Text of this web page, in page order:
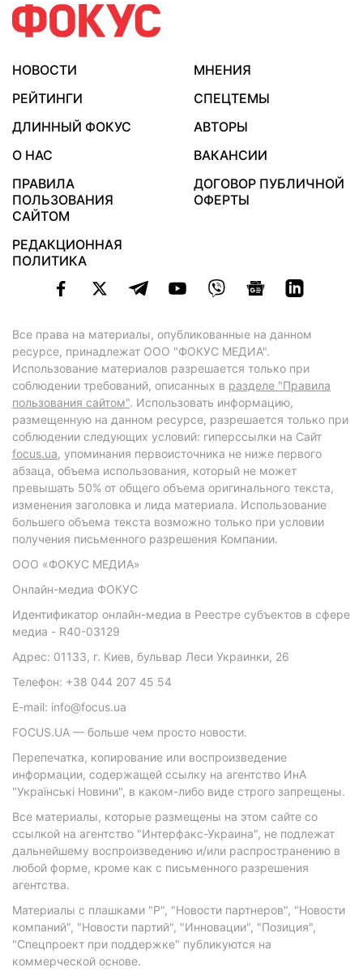
НОВОСТИ
МНЕНИЯ
РЕЙТИНГИ
СПЕЦТЕМЫ
ДЛИННЫЙ ФОКУС
АВТОРЫ
О НАС
ВАКАНСИИ
ПРАВИЛА
ПОЛЬЗОВАНИЯ
САЙТОМ
ДОГОВОР ПУБЛИЧНОЙ
ОФЕРТЫ
РЕДАКЦИОННАЯ
ПОЛИТИКА
Все права на материалы, опубликованные на данном
ресурсе, принадлежат ООО "ФОКУС МЕДИА".
Использование материалов разрешается только при
соблюдении требований, описанных в разделе "Правила
пользования сайтом". Использовать информацию,
размещенную на данном ресурсе, разрешается только при
соблюдении следующих условий: гиперссылки на Сайт
focus.ua, упоминания первоисточника не ниже первого
абзаца, объема использования, который не может
превышать 50% от общего объема оригинального текста,
изменения заголовка и лида материала. Использование
большего объема текста возможно только при условии
получения письменного разрешения Компании.
ООО «ФОКУС МЕДИА»
Онлайн-медиа ФОКУС
Идентификатор онлайн-медиа в Реестре субъектов в сфере
медиа - R40-03129
Адрес: 01133, г. Киев, бульвар Леси Украинки, 26
Телефон: +38 044 207 45 54
E-mail: info@focus.ua
FOCUS.UA — больше чем просто новости.
Перепечатка, копирование или воспроизведение
информации, содержащей ссылку на агентство ИнА
"Українські Новини", в каком-либо виде строго запрещены.
Все материалы, которые размещены на этом сайте со
ссылкой на агентство "Интерфакс-Украина", не подлежат
дальнейшему воспроизведению и/или распространению в
любой форме, кроме как с письменного разрешения
агентства.
Материалы с плашками "Р", "Новости партнеров", "Новости
компаний", "Новости партий", "Инновации", "Позиция",
"Спецпроект при поддержке" публикуются на
коммерческой основе.